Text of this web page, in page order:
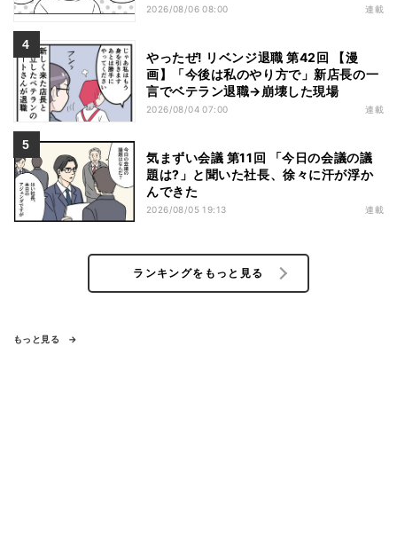
2026/08/06 08:00 連載
やったぜ! リベンジ退職 第42回 【漫
画】「今後は私のやり方で」新店長の一
言でベテラン退職→崩壊した現場
2026/08/04 07:00 連載
気まずい会議 第11回 「今日の会議の議
題は?」と聞いた社長、徐々に汗が浮か
んできた
2026/08/05 19:13 連載
ランキングをもっと見る
もっと見る